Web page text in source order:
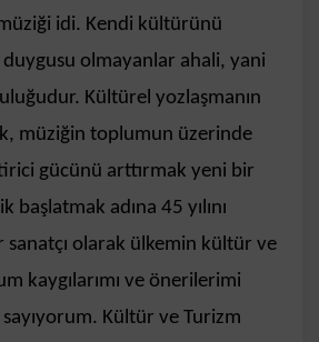
idi. Kendi kültürünü
olmayanlar ahali, yani
Kültürel yozlaşmanın
müziğin toplumun üzerinde
gücünü arttırmak yeni bir
adına 45 yılını
sanatçı olarak ülkemin kültür ve
kaygılarımı ve önerilerimi
Kültür ve Turizm